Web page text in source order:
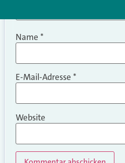
Name *
E-Mail-Adresse *
Website